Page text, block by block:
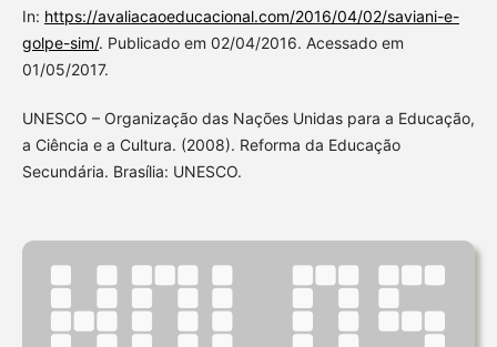
In: https://avaliacaoeducacional.com/2016/04/02/saviani-e-
golpe-sim/. Publicado em 02/04/2016. Acessado em
01/05/2017.
UNESCO – Organização das Nações Unidas para a Educação,
a Ciência e a Cultura. (2008). Reforma da Educação
Secundária. Brasília: UNESCO.